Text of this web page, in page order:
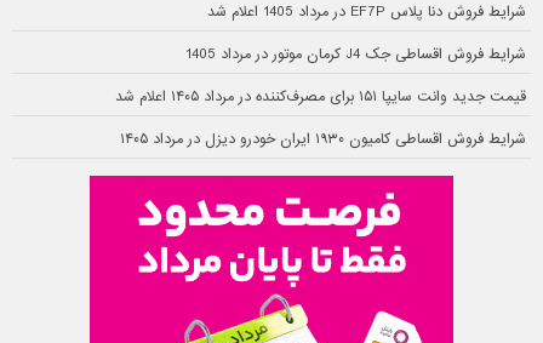
شرایط فروش دنا پلاس EF7P در مرداد 1405 اعلام شد
شرایط فروش اقساطی جک J4 کرمان موتور در مرداد 1405
قیمت جدید وانت سایپا ۱۵۱ برای مصرف‌کننده در مرداد ۱۴۰۵ اعلام شد
شرایط فروش اقساطی کامیون ۱۹۳۰ ایران خودرو دیزل در مرداد ۱۴۰۵